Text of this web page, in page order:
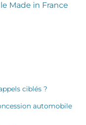
Made in France
ciblés ?
automobile